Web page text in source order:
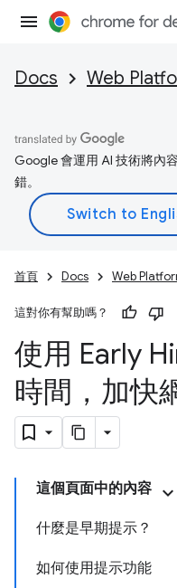
Docs Web
Google 會運用 AI 技術將內
錯。
首頁 Docs Web
這對你有幫助嗎？
使用 Early
時間，加快
這個頁面中的內容
什麼是早期提示？
如何使用提示功能